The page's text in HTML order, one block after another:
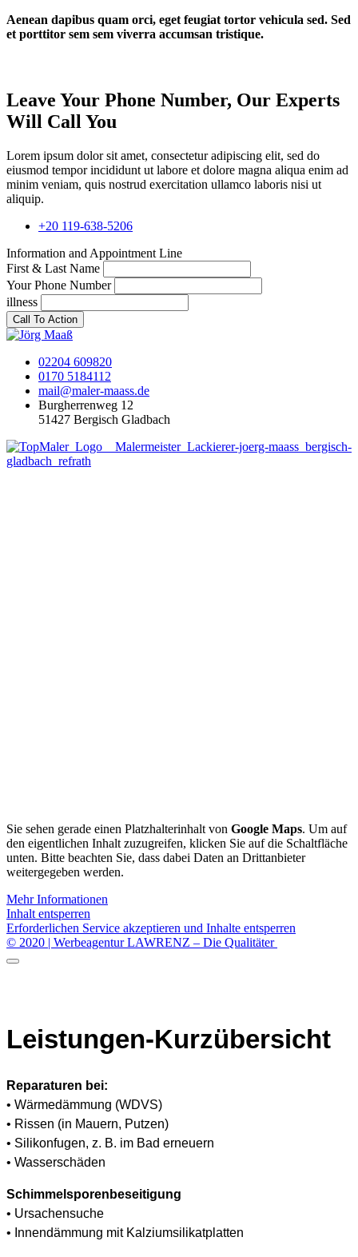
Aenean dapibus quam orci, eget feugiat tortor vehicula sed. Sed
et porttitor sem sem viverra accumsan tristique.
Leave Your Phone Number, Our Experts
Will Call You
Lorem ipsum dolor sit amet, consectetur adipiscing elit, sed do
eiusmod tempor incididunt ut labore et dolore magna aliqua enim ad
minim veniam, quis nostrud exercitation ullamco laboris nisi ut
aliquip.
+20 119-638-5206
Information and Appointment Line
First & Last Name
Your Phone Number
illness
Call To Action
02204 609820
0170 5184112
mail@maler-maass.de
Burgherrenweg 12
51427 Bergisch Gladbach
Sie sehen gerade einen Platzhalterinhalt von Google Maps. Um auf
den eigentlichen Inhalt zuzugreifen, klicken Sie auf die Schaltfläche
unten. Bitte beachten Sie, dass dabei Daten an Drittanbieter
weitergegeben werden.
Mehr Informationen
Inhalt entsperren
Erforderlichen Service akzeptieren und Inhalte entsperren
© 2020 | Werbeagentur LAWRENZ – Die Qualitäter
Leistungen-Kurzübersicht
Reparaturen bei:
• Wärmedämmung (WDVS)
• Rissen (in Mauern, Putzen)
• Silikonfugen, z. B. im Bad erneuern
• Wasserschäden
Schimmelsporenbeseitigung
• Ursachensuche
• Innendämmung mit Kalziumsilikatplatten